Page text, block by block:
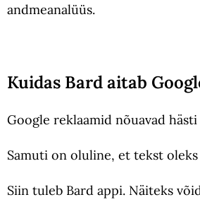
andmeanalüüs.
Kuidas Bard aitab
Google reklaamid nõuavad
Samuti on oluline, et tekst
Siin tuleb Bard appi. Näiteks